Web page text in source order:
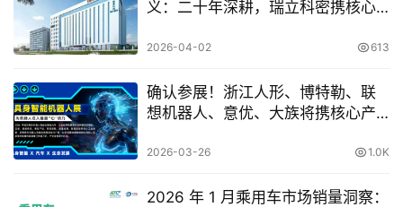
义：二十年深耕，瑞立科密携核心
2026-04-02 613
确认参展！浙江人形、博特勒、联
想机器人、意优、大族将携核心产
2026-03-26 1.0K
2026 年 1 月乘用车市场销量洞察：